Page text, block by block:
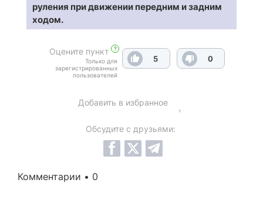
руления при движении передним и задним
ходом.
Оцените пункт ?
Только для
зарегистрированных
пользователей
5 0
Добавить в избранное
Обсудите с друзьями:
Комментарии • 0